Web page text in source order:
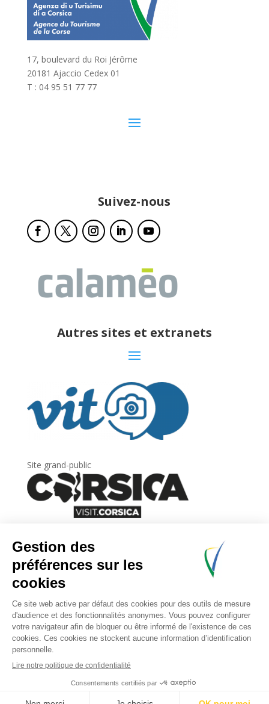
17, boulevard du Roi Jérôme
20181 Ajaccio Cedex 01
T : 04 95 51 77 77
Suivez-nous
Autres sites et extranets
Site grand-public
Newsletter
Inscrivez-vous àla lettre d’information
l’Agence du tourisme de la Corse.